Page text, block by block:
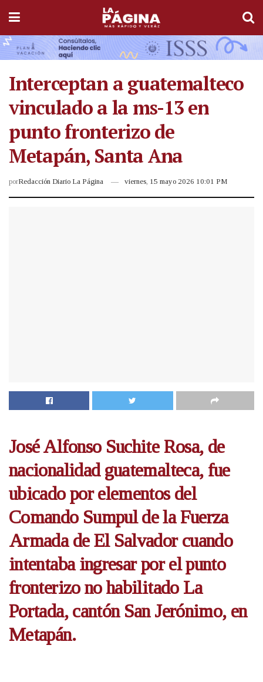
Interceptan a guatemalteco
vinculado a la ms-13 en
punto fronterizo de
Metapán, Santa Ana
porRedacción Diario La Página viernes, 15 mayo 2026 10:01 PM
José Alfonso Suchite Rosa, de
nacionalidad guatemalteca, fue
ubicado por elementos del
Comando Sumpul de la Fuerza
Armada de El Salvador cuando
intentaba ingresar por el punto
fronterizo no habilitado La
Portada, cantón San Jerónimo, en
Metapán.